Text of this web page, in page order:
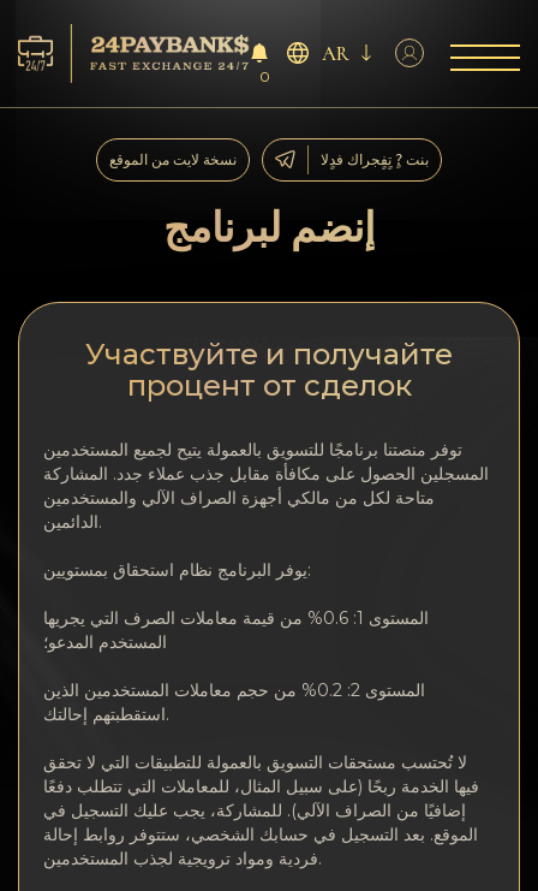
الخدمات
افاحتٍاظٍات
آراء
اف?نالٍل
AML/CFT
افسرٍة
اتصف بلا
Wiki
FAQ
افسكغة
خرٍظة افكن?غ
0
AR
إنضم لبرنامج
نسخة لايت من الموقع بنت ?ٍ تٍفٍجراك فدٍلا
Участвуйте и получайте
процент от сделок
توفر منصتنا برنامجًا للتسويق بالعمولة يتيح لجميع المستخدمين
المسجلين الحصول على مكافأة مقابل جذب عملاء جدد. المشاركة
متاحة لكل من مالكي أجهزة الصراف الآلي والمستخدمين
الدائمين.
يوفر البرنامج نظام استحقاق بمستويين:
المستوى 1: 0.6% من قيمة معاملات الصرف التي يجريها
المستخدم المدعو؛
المستوى 2: 0.2% من حجم معاملات المستخدمين الذين
استقطبتهم إحالتك.
لا تُحتسب مستحقات التسويق بالعمولة للتطبيقات التي لا تحقق
فيها الخدمة ربحًا (على سبيل المثال، للمعاملات التي تتطلب دفعًا
إضافيًا من الصراف الآلي). للمشاركة، يجب عليك التسجيل في
الموقع. بعد التسجيل في حسابك الشخصي، ستتوفر روابط إحالة
فردية ومواد ترويجية لجذب المستخدمين.